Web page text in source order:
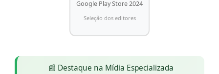
Google Play Store 2024
Seleção dos editores
📰 Destaque na Mídia Especializada